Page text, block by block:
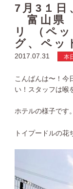
7月3１日
富山県
リ （ペ
グ、ペッ
2017.07.31 本
こんばんは〜！今
い！スタッフは喉
ホテルの様子です。
トイプードルの花